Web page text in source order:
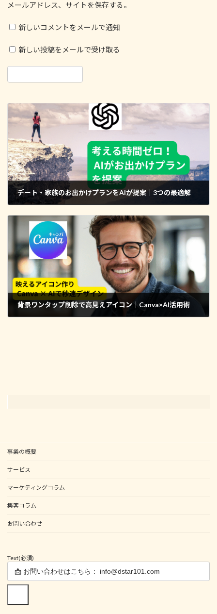
メールアドレス、サイトを保存する。
新しいコメントをメールで通知
新しい投稿をメールで受け取る
デート・家族のお出かけプランをAIが提案｜3つの最適解
背景ワンタップ削除で高見えアイコン｜Canva×AI活用術
事業の概要
サービス
マーケティングコラム
集客コラム
お問い合わせ
Text(必須)